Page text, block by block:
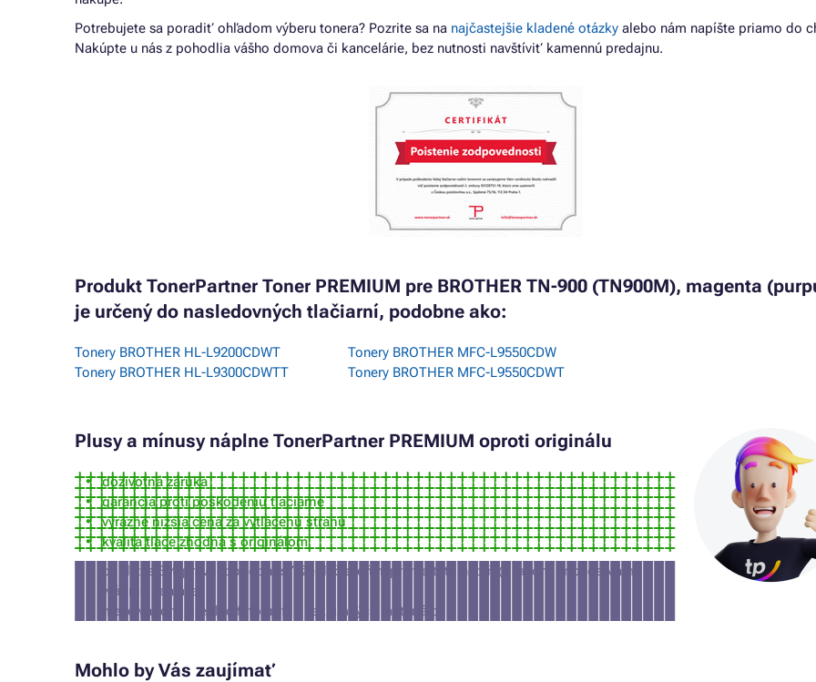
Potrebujete sa poradiť ohľadom výberu tonera? Pozrite sa na najčastejšie kladené otázky alebo nám napíšte priamo do
Nakúpte u nás z pohodlia vášho domova či kancelárie, bez nutnosti navštíviť kamennú predajnu.
Produkt TonerPartner Toner PREMIUM pre BROTHER TN-900 (TN900M), magenta
je určený do nasledovných tlačiarní, podobne ako:
Tonery BROTHER HL-L9200CDWT
Tonery BROTHER HL-L9300CDWTT
Tonery BROTHER MFC-L9550CDW
Tonery BROTHER MFC-L9550CDWT
Plusy a mínusy náplne TonerPartner PREMIUM oproti originálu
doživotná záruka
garancia proti poškodeniu tlačiarne
výrazne nižšia cena za vytlačenú stranu
kvalita tlače zhodná s originálom
približne 3% pravdepodobnosť, že tlačiareň nepríjme túto náplň (v takom prípade Vám
vrátime peniaze)
nie je vhodná pre tlač fotografií a reklamných materiálov
Mohlo by Vás zaujímať